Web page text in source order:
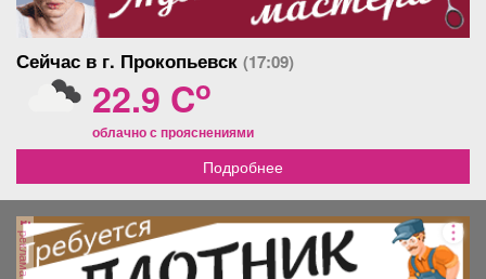
Сейчас в г. Прокопьевск (17:09)
22.9 Co
облачно с прояснениями
Подробнее
реклама